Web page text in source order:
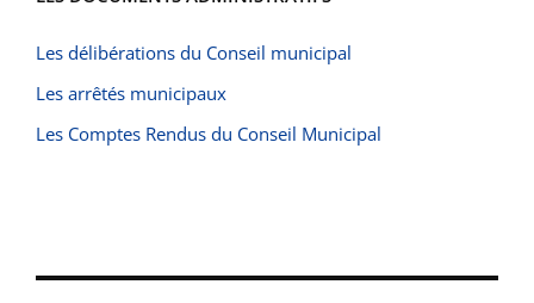
Les délibérations du Conseil municipal
Les arrêtés municipaux
Les Comptes Rendus du Conseil Municipal